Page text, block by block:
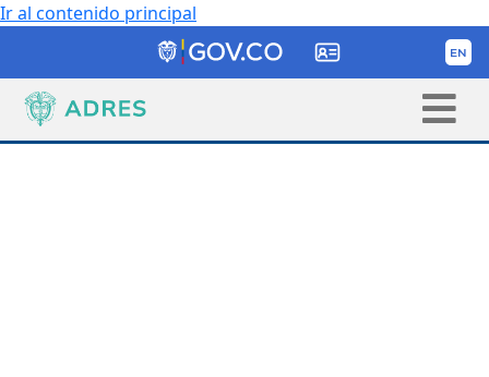
Ir al contenido principal